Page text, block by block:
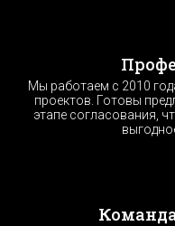
Мы работаем с 2010
проектов. Готовы
этапе согласования,